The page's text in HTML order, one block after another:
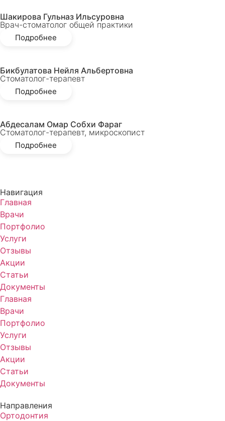
Шакирова Гульназ Ильсуровна
Врач-стоматолог общей практики
Подробнее
Бикбулатова Нейля Альбертовна
Стоматолог-терапевт
Подробнее
Абдесалам Омар Собхи Фараг
Стоматолог-терапевт, микроскопист
Подробнее
Навигация
Главная
Врачи
Портфолио
Услуги
Отзывы
Акции
Статьи
Документы
Главная
Врачи
Портфолио
Услуги
Отзывы
Акции
Статьи
Документы
Направления
Ортодонтия